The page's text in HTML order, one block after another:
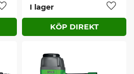
Lägg till i favoriter Lägg
I lager